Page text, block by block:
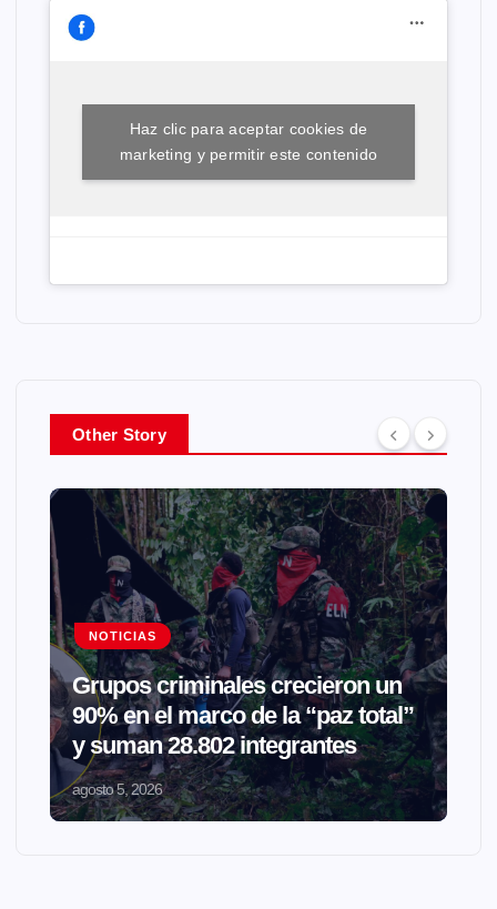
Haz clic para aceptar cookies de
marketing y permitir este contenido
Other Story
NOTICIAS
Grupos criminales crecieron un
90% en el marco de la “paz total”
y suman 28.802 integrantes
agosto 5, 2026